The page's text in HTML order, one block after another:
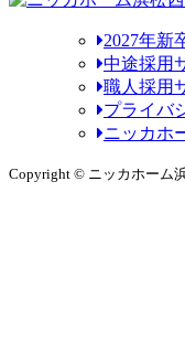
2027年新
中途採用
職人採用
プライバ
ニッカホ
Copyright © ニッカホーム